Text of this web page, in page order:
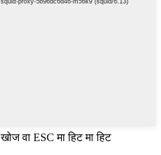
खोज वा ESC मा हिट मा हिट